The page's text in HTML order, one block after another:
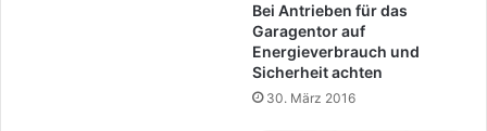
Bei Antrieben für das
Garagentor auf
Energieverbrauch und
Sicherheit achten
30. März 2016